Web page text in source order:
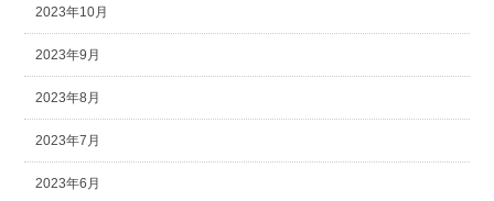
2023年10月
2023年9月
2023年8月
2023年7月
2023年6月